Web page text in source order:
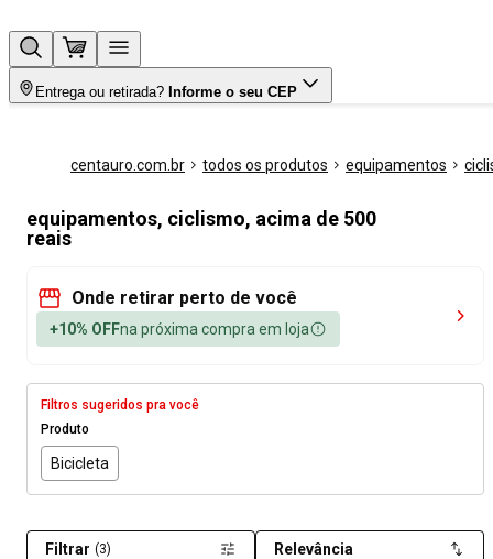
Entrega ou retirada? Informe o seu CEP
centauro.com.br todos os produtos equipamentos
equipamentos, ciclismo, acima de 500
reais
Onde retirar perto de você
+10% OFFna próxima compra em loja
Filtros sugeridos pra você
Produto
Bicicleta
Filtrar (3) Relevância